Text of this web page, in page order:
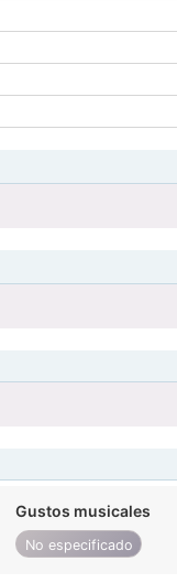
Gustos musicales
No especificado